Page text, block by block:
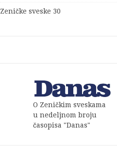
Zeničke sveske 30
O Zeničkim sveskama
u nedeljnom broju
časopisa "Danas"